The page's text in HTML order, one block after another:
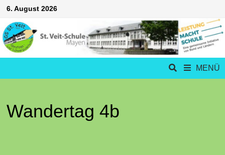
Zum
springen
6. August 2026
MENÜ
Wandertag 4b